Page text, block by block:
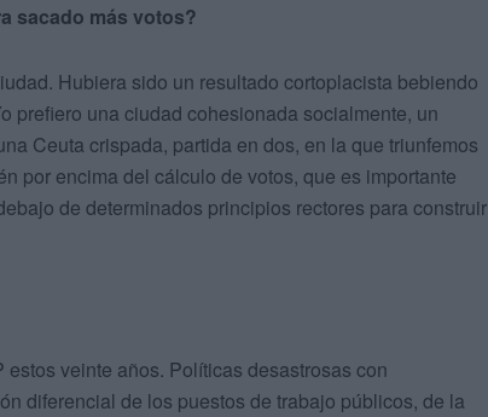
sacado más votos?
Hubiera sido un resultado cortoplacista bebiendo
prefiero una ciudad cohesionada socialmente, un
Ceuta crispada, partida en dos, en la que triunfemos
por encima del cálculo de votos, que es importante
de determinados principios rectores para construir
veinte años. Políticas desastrosas con
diferencial de los puestos de trabajo públicos, de la